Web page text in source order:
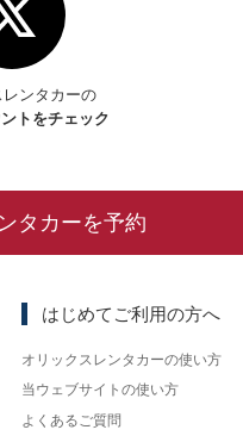
ンタカーの
トをチェック
タカーを予約
はじめてご利用の方へ
オリックスレンタカーの使い方
当ウェブサイトの使い方
よくあるご質問